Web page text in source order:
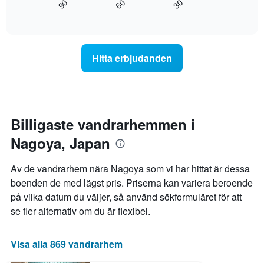
rumspriset
1
X-
axel
som
antalet
dagar
innan
vistelsen.
Diagrammet
1
90 60 30
Hitta erbjudanden
Billigaste vandrarhemmen i
Nagoya, Japan
Av de vandrarhem nära Nagoya som vi har hittat är dessa
boenden de med lägst pris. Priserna kan variera beroende
på vilka datum du väljer, så använd sökformuläret för att
se fler alternativ om du är flexibel.
Visa alla 869 vandrarhem